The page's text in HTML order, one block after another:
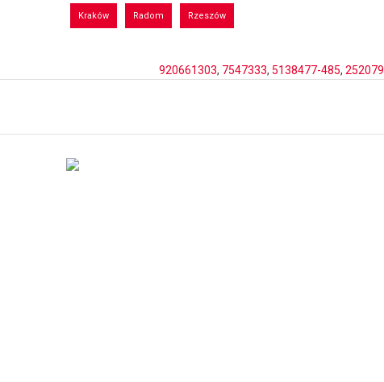
Kraków Radom Rzeszów
920661303, 7547333, 5138477-485,